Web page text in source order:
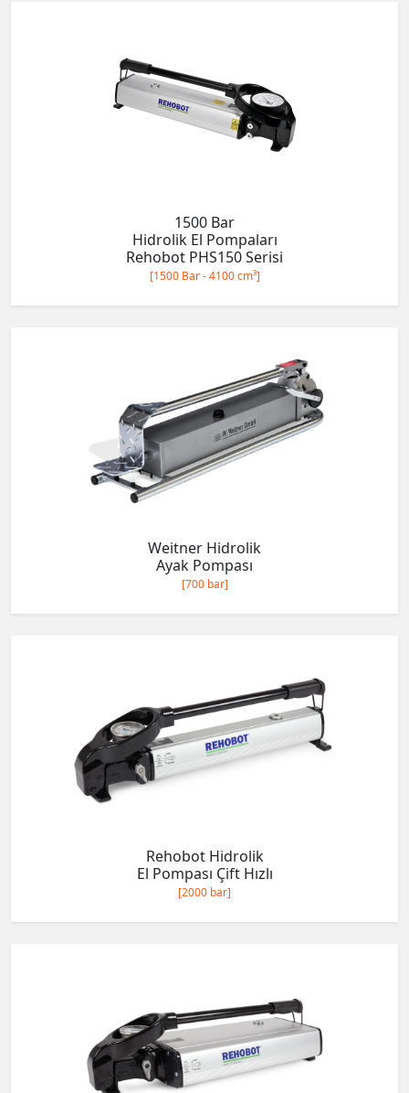
1500 Bar
Hidrolik El Pompaları
Rehobot PHS150 Serisi
[1500 Bar - 4100 cm³]
Weitner Hidrolik
Ayak Pompası
[700 bar]
Rehobot Hidrolik
El Pompası Çift Hızlı
[2000 bar]